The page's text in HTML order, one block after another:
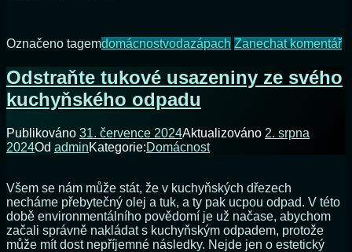
v
už
nemusí
více
Označeno tagemdomácnostvodazápach Zanechat komentář
Odstraňte tukové usazeniny ze svého
kuchyňského odpadu
Publikováno 31. července 2024Aktualizováno 2. srpna
2024Od adminKategorie:Domácnost
Všem se nám může stát, že v kuchyňských dřezech
necháme přebytečný olej a tuk, a ty pak ucpou odpad. V této
době environmentálního povědomí je už načase, abychom
začali správně nakládat s kuchyňským odpadem, protože
může mít dost nepříjemné následky. Nejde jen o estetický